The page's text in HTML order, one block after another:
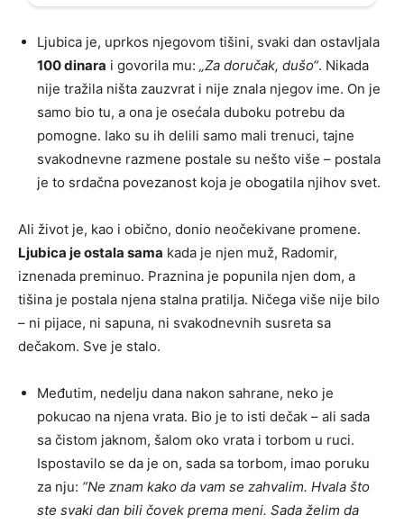
Ljubica je, uprkos njegovom tišini, svaki dan ostavljala
100 dinara i govorila mu: „Za doručak, dušo“. Nikada
nije tražila ništa zauzvrat i nije znala njegov ime. On je
samo bio tu, a ona je osećala duboku potrebu da
pomogne. Iako su ih delili samo mali trenuci, tajne
svakodnevne razmene postale su nešto više – postala
je to srdačna povezanost koja je obogatila njihov svet.
Ali život je, kao i obično, donio neočekivane promene.
Ljubica je ostala sama kada je njen muž, Radomir,
iznenada preminuo. Praznina je popunila njen dom, a
tišina je postala njena stalna pratilja. Ničega više nije bilo
– ni pijace, ni sapuna, ni svakodnevnih susreta sa
dečakom. Sve je stalo.
Međutim, nedelju dana nakon sahrane, neko je
pokucao na njena vrata. Bio je to isti dečak – ali sada
sa čistom jaknom, šalom oko vrata i torbom u ruci.
Ispostavilo se da je on, sada sa torbom, imao poruku
za nju: “Ne znam kako da vam se zahvalim. Hvala što
ste svaki dan bili čovek prema meni. Sada želim da